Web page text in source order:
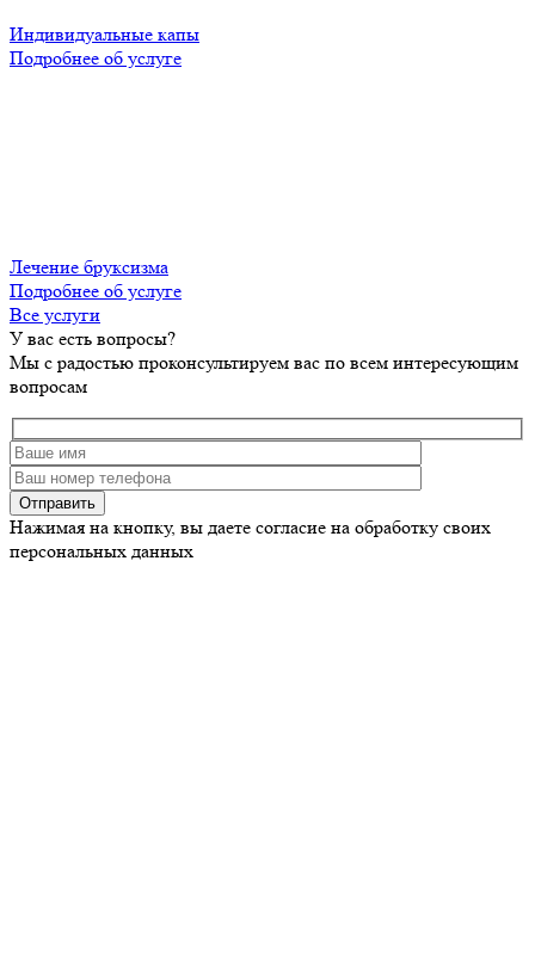
Индивидуальные капы
Подробнее об услуге
Лечение бруксизма
Подробнее об услуге
Все услуги
У вас есть вопросы?
Мы с радостью проконсультируем вас по всем интересующим
вопросам
Нажимая на кнопку, вы даете согласие на обработку своих
персональных данных